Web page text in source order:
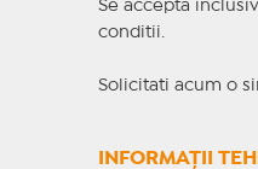
Se accepta
conditii.
Solicitati acum o
INFORMAȚII